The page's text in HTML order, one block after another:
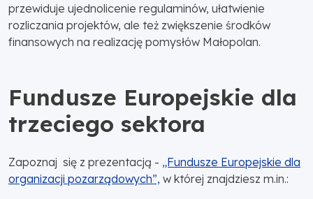
przewiduje ujednolicenie regulaminów, ułatwienie
rozliczania projektów, ale też zwiększenie środków
finansowych na realizację pomysłów Małopolan.
Fundusze Europejskie dla
trzeciego sektora
Zapoznaj się z prezentacją - „Fundusze Europejskie dla
organizacji pozarządowych”, w której znajdziesz m.in.: